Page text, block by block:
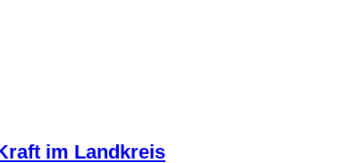
im Landkreis